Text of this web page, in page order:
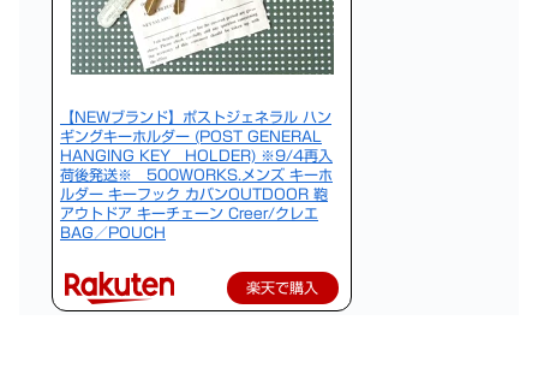
【NEWブランド】ポストジェネラル ハン
ギングキーホルダー (POST GENERAL
HANGING KEY HOLDER) ※9/4再入
荷後発送※ 500WORKS.メンズ キーホ
ルダー キーフック カバンOUTDOOR 鞄
アウトドア キーチェーン Creer/クレエ
BAG／POUCH
楽天で購入